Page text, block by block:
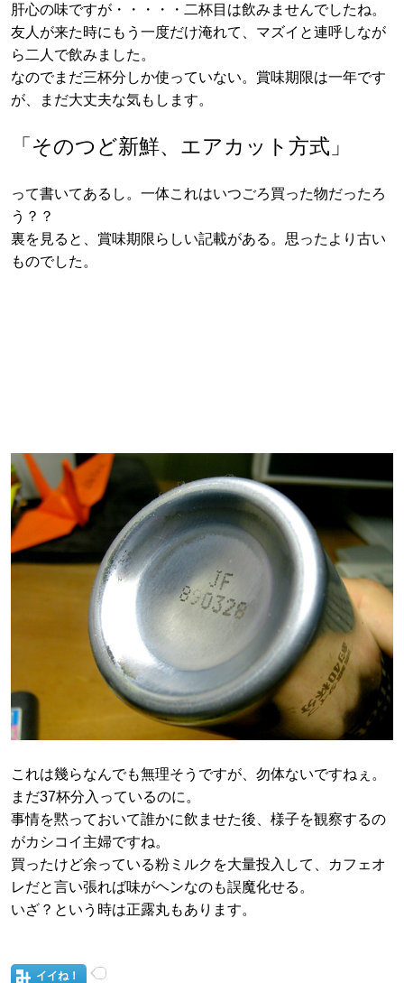
肝心の味ですが・・・・・二杯目は飲みませんでしたね。
友人が来た時にもう一度だけ淹れて、マズイと連呼しなが
ら二人で飲みました。
なのでまだ三杯分しか使っていない。賞味期限は一年です
が、まだ大丈夫な気もします。
「そのつど新鮮、エアカット方式」
って書いてあるし。一体これはいつごろ買った物だったろ
う？？
裏を見ると、賞味期限らしい記載がある。思ったより古い
ものでした。
これは幾らなんでも無理そうですが、勿体ないですねぇ。
まだ37杯分入っているのに。
事情を黙っておいて誰かに飲ませた後、様子を観察するの
がカシコイ主婦ですね。
買ったけど余っている粉ミルクを大量投入して、カフェオ
レだと言い張れば味がヘンなのも誤魔化せる。
いざ？という時は正露丸もあります。
イイね！